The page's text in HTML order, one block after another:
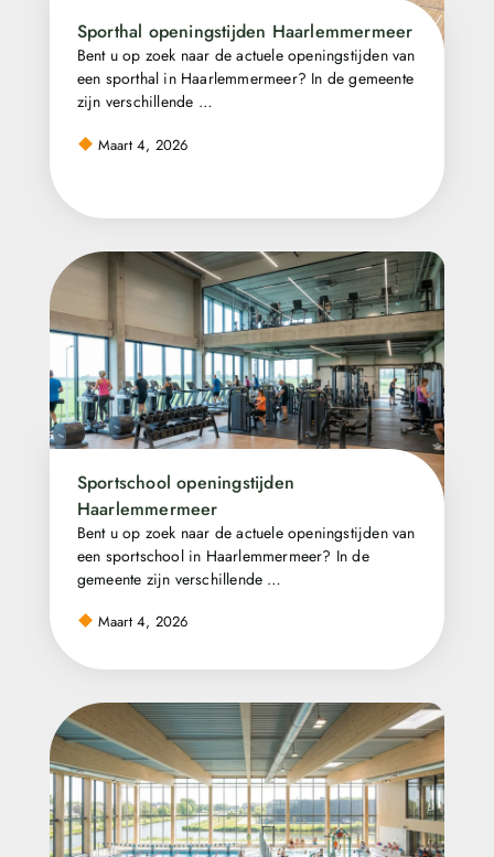
Sporthal openingstijden Haarlemmermeer
Bent u op zoek naar de actuele openingstijden van
een sporthal in Haarlemmermeer? In de gemeente
zijn verschillende …
Maart 4, 2026
Sportschool openingstijden
Haarlemmermeer
Bent u op zoek naar de actuele openingstijden van
een sportschool in Haarlemmermeer? In de
gemeente zijn verschillende …
Maart 4, 2026